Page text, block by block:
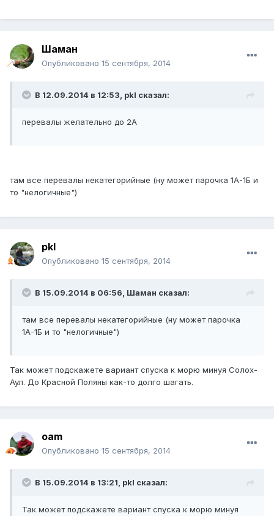
Шаман
Опубликовано 15 сентября, 2014
В 12.09.2014 в 12:53, pkl сказал:
перевалы желательно до 2А
там все перевалы некатегорийные (ну может парочка 1А-1Б и
то "нелогичные")
pkl
Опубликовано 15 сентября, 2014
В 15.09.2014 в 06:56, Шаман сказал:
там все перевалы некатегорийные (ну может парочка
1А-1Б и то "нелогичные")
Так может подскажете вариант спуска к морю минуя Солох-
Аул. До Красной Поляны как-то долго шагать.
oam
Опубликовано 15 сентября, 2014
В 15.09.2014 в 13:21, pkl сказал:
Так может подскажете вариант спуска к морю минуя